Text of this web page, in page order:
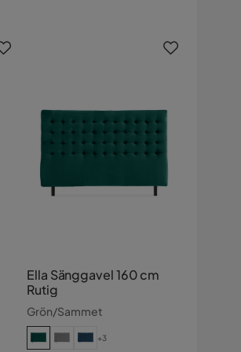
Ella Sänggavel 160 cm
Rutig
Grön/Sammet
+3